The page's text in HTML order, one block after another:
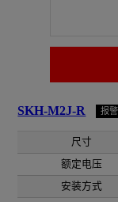
SKH-M2J-R 报
尺寸
额定电压
安装方式